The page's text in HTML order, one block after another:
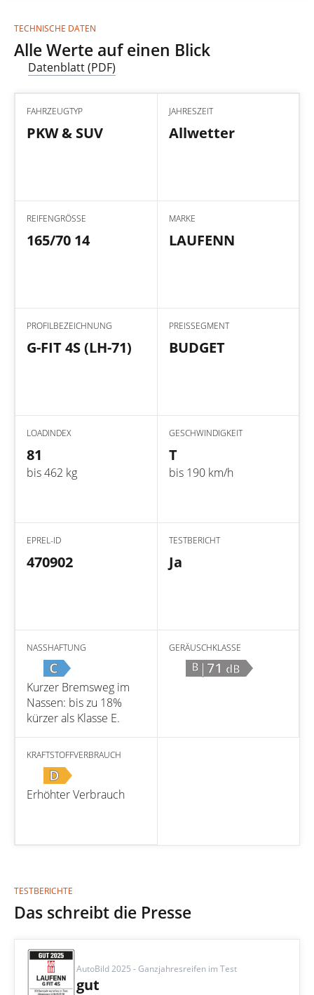
TECHNISCHE DATEN
Alle Werte auf einen Blick
Datenblatt (PDF)
FAHRZEUGTYP
PKW & SUV
JAHRESZEIT
Allwetter
REIFENGRÖSSE
165/70 14
MARKE
LAUFENN
PROFILBEZEICHNUNG
G-FIT 4S (LH-71)
PREISSEGMENT
BUDGET
LOADINDEX
81
bis 462 kg
GESCHWINDIGKEIT
T
bis 190 km/h
EPREL-ID
470902
TESTBERICHT
Ja
NASSHAFTUNG
C
Kurzer Bremsweg im
Nassen: bis zu 18%
kürzer als Klasse E.
GERÄUSCHKLASSE
B |71 dB
KRAFTSTOFFVERBRAUCH
D
Erhöhter Verbrauch
TESTBERICHTE
Das schreibt die Presse
AutoBild 2025 - Ganzjahresreifen im Test
gut